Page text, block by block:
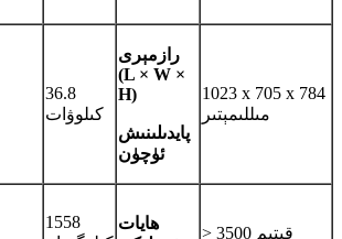
36.8
كىلوۋات
رازمېرى
(L × W ×
H)
پايدىلىنىش
ئۈچۈن
1023 x 705 x 784
مىللىمېتىر
1558
ھايات
> 3500 قېتىم